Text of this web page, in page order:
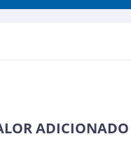
ADICIONADO